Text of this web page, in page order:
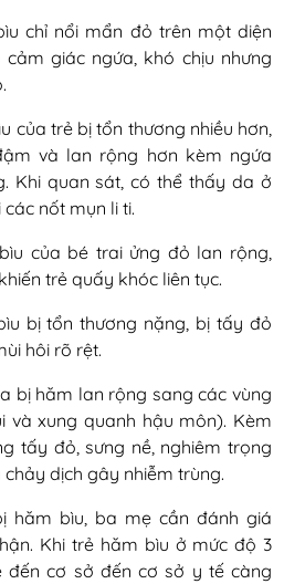
chỉ nổi mẩn đỏ trên một diện
giác ngứa, khó chịu nhưng
của trẻ bị tổn thương nhiều hơn,
và lan rộng hơn kèm ngứa
Khi quan sát, có thể thấy da ở
nốt mụn li ti.
của bé trai ửng đỏ lan rộng,
trẻ quấy khóc liên tục.
bị tổn thương nặng, bị tấy đỏ
hôi rõ rệt.
bị hăm lan rộng sang các vùng
và xung quanh hậu môn). Kèm
tấy đỏ, sưng nề, nghiêm trọng
dịch gây nhiễm trùng.
hăm bìu, ba mẹ cần đánh giá
Khi trẻ hăm bìu ở mức độ 3
đến cơ sở đến cơ sở y tế càng